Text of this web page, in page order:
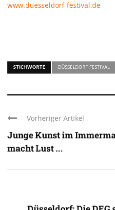
www.duesseldorf-festival.de
STICHWORTE DÜSSELDORF FESTIVAL
Vorheriger Artikel
Junge Kunst im
macht Lust ...